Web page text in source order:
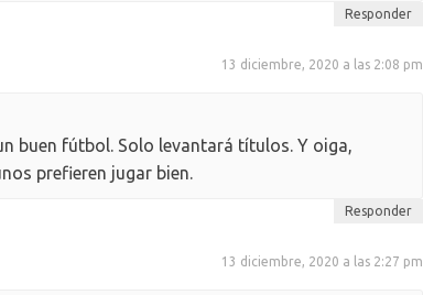
Responder
13 diciembre, 2020 a las 2:08 pm
buen fútbol. Solo levantará títulos. Y oiga,
prefieren jugar bien.
Responder
13 diciembre, 2020 a las 2:27 pm